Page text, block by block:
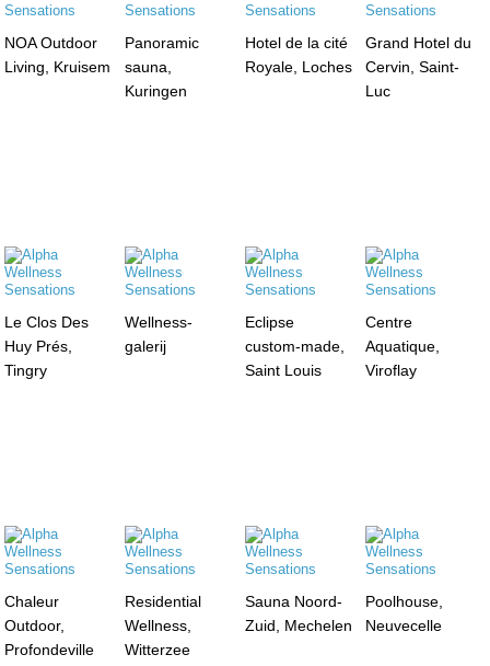
NOA Outdoor
Living, Kruisem
Panoramic
sauna,
Kuringen
Hotel de la cité
Royale, Loches
Grand Hotel du
Cervin, Saint-
Luc
Le Clos Des
Huy Prés,
Tingry
Wellness-
galerij
Eclipse
custom-made,
Saint Louis
Centre
Aquatique,
Viroflay
Chaleur
Outdoor,
Profondeville
Residential
Wellness,
Witterzee
Sauna Noord-
Zuid, Mechelen
Poolhouse,
Neuvecelle